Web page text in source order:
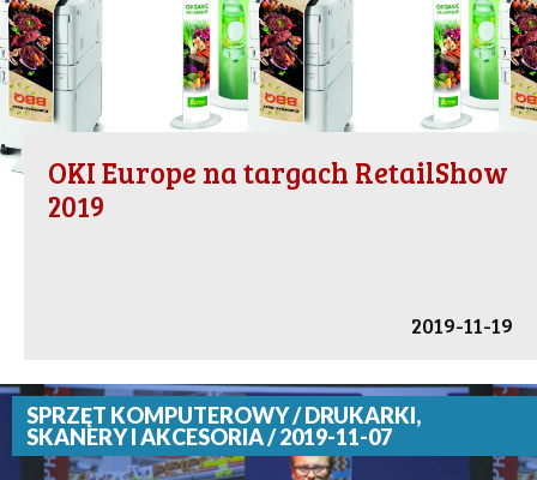
OKI Europe na targach RetailShow
2019
2019-11-19
SPRZĘT KOMPUTEROWY / DRUKARKI,
SKANERY I AKCESORIA / 2019-11-07